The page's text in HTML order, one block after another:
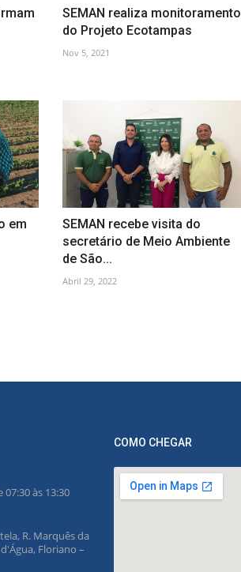
SEMAN realiza monitoramento
do Projeto Ecotampas
Nov 5, 2021
em
SEMAN recebe visita do
secretário de Meio Ambiente
de São...
Abril 29, 2022
07:30 às 13:30
R. Marquês da
Floriano –
COMO CHEGAR